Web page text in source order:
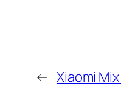
← Xiaomi